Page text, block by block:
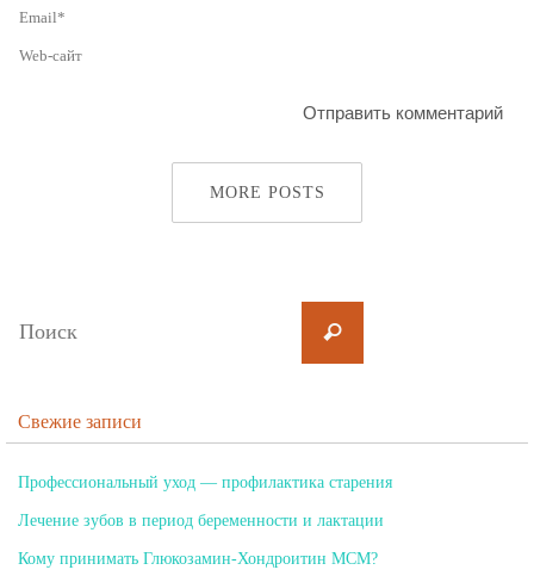
MORE POSTS
Свежие записи
Профессиональный уход — профилактика старения
Лечение зубов в период беременности и лактации
Кому принимать Глюкозамин-Хондроитин МСМ?